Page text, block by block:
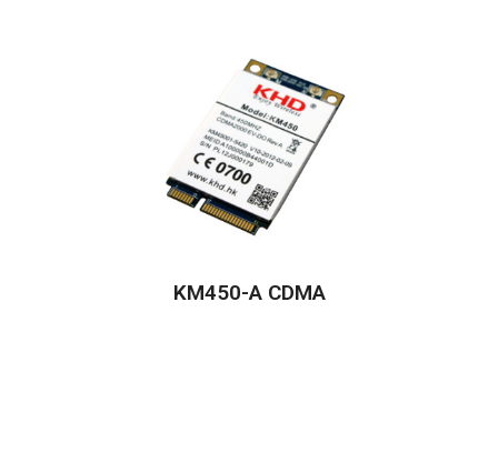
KM450-A CDMA